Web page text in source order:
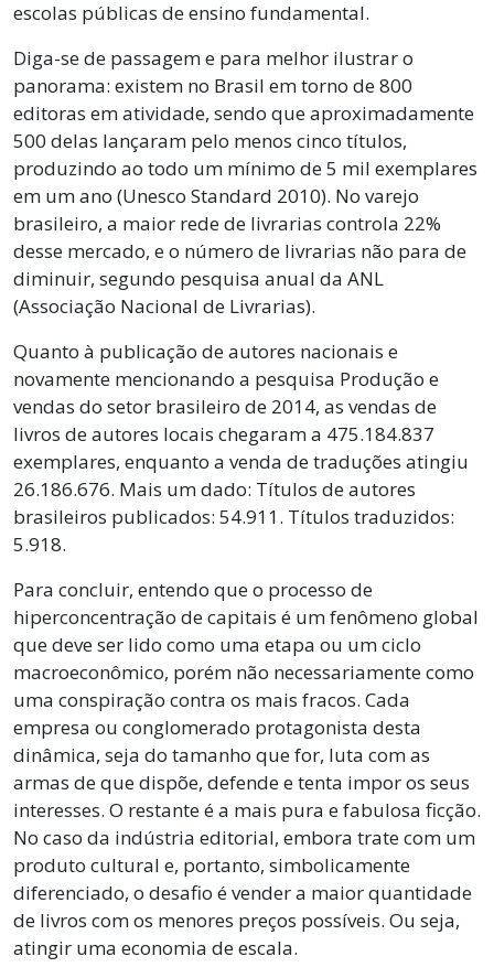
escolas públicas de ensino fundamental.
Diga-se de passagem e para melhor ilustrar o
panorama: existem no Brasil em torno de 800
editoras em atividade, sendo que aproximadamente
500 delas lançaram pelo menos cinco títulos,
produzindo ao todo um mínimo de 5 mil exemplares
em um ano (Unesco Standard 2010). No varejo
brasileiro, a maior rede de livrarias controla 22%
desse mercado, e o número de livrarias não para de
diminuir, segundo pesquisa anual da ANL
(Associação Nacional de Livrarias).
Quanto à publicação de autores nacionais e
novamente mencionando a pesquisa Produção e
vendas do setor brasileiro de 2014, as vendas de
livros de autores locais chegaram a 475.184.837
exemplares, enquanto a venda de traduções atingiu
26.186.676. Mais um dado: Títulos de autores
brasileiros publicados: 54.911. Títulos traduzidos:
5.918.
Para concluir, entendo que o processo de
hiperconcentração de capitais é um fenômeno global
que deve ser lido como uma etapa ou um ciclo
macroeconômico, porém não necessariamente como
uma conspiração contra os mais fracos. Cada
empresa ou conglomerado protagonista desta
dinâmica, seja do tamanho que for, luta com as
armas de que dispõe, defende e tenta impor os seus
interesses. O restante é a mais pura e fabulosa ficção.
No caso da indústria editorial, embora trate com um
produto cultural e, portanto, simbolicamente
diferenciado, o desafio é vender a maior quantidade
de livros com os menores preços possíveis. Ou seja,
atingir uma economia de escala.